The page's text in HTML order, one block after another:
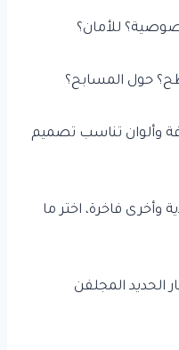
للأمان؟
حول المسابح؟
وألوان تناسب تصميم
وأخرى فاخرة، اختر ما
الحديد المجلفن